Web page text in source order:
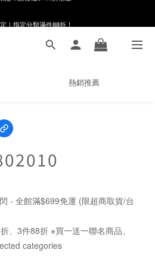
生｜祈願新品 第2件享9折
熱銷推薦
- 全館滿$699免運 (限超商取貨/台
、3件88折 ※買一送一聯名商品、
categories